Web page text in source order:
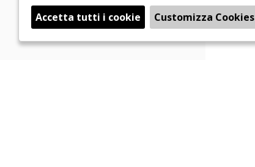
🍪
Accetta tutti i cookie Customizza Cookies